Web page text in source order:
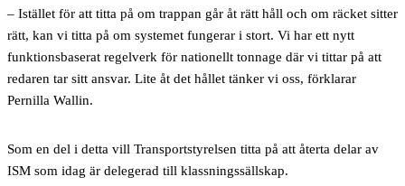
– Istället för att titta på om trappan går åt rätt håll och om räcket sitter
rätt, kan vi titta på om systemet fungerar i stort. Vi har ett nytt
funktionsbaserat regelverk för nationellt tonnage där vi tittar på att
redaren tar sitt ansvar. Lite åt det hållet tänker vi oss, förklarar
Pernilla Wallin.
Som en del i detta vill Transportstyrelsen titta på att återta delar av
ISM som idag är delegerad till klassningssällskap.